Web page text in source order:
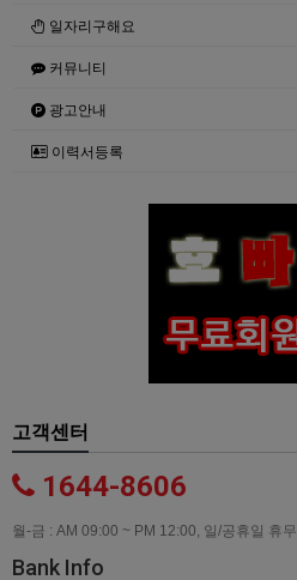
일자리구해요
커뮤니티
광고안내
이력서등록
고객센터
1644-8606
월-금 : AM 09:00 ~ PM 12:00, 일/공휴일 휴무
Bank Info